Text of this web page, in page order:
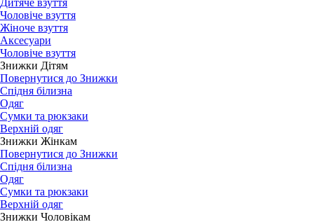
Дитяче взуття
Чоловіче взуття
Жіноче взуття
Аксесуари
Чоловіче взуття
Знижки Дітям
Повернутися до Знижки
Спідня білизна
Одяг
Сумки та рюкзаки
Верхній одяг
Знижки Жінкам
Повернутися до Знижки
Спідня білизна
Одяг
Сумки та рюкзаки
Верхній одяг
Знижки Чоловікам